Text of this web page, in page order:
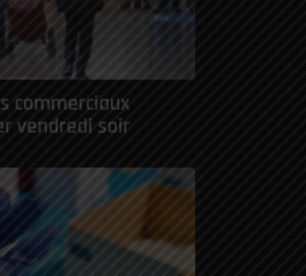
commerciaux
vendredi soir